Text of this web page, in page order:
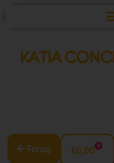
KATIA
Terug €0,00 0